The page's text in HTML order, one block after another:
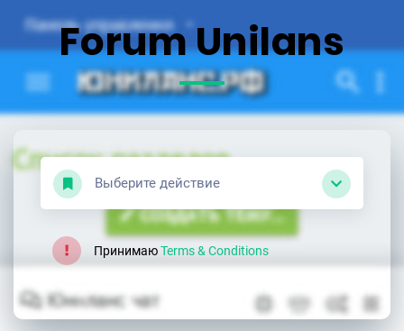
Forum Unilans
Выберите действие
ПринимаюTerms & Conditions